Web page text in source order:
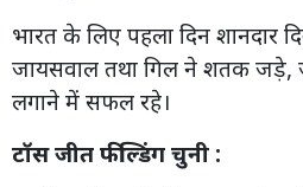
भारत के लिए पहला दिन शानदार
जायसवाल तथा गिल ने शतक
लगाने में सफल रहे।
टॉस जीत फील्डिंग चुनी :